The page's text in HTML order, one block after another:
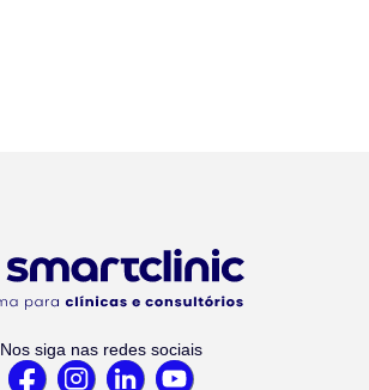
Nos siga nas redes sociais